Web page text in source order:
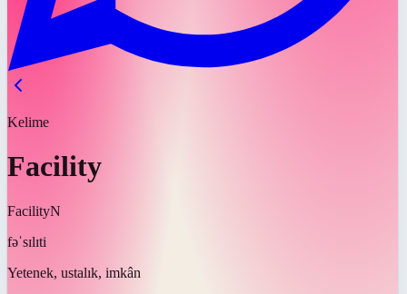
Kelime
Facility
FacilityN
fəˈsɪlɪti
Yetenek, ustalık, imkân